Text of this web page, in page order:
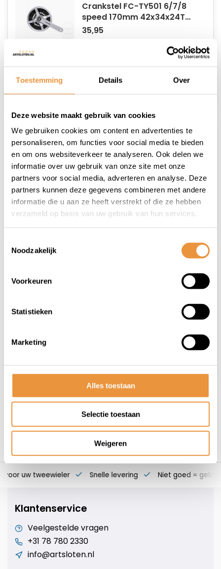
Toestemming Details Over
Deze website maakt gebruik van cookies
We gebruiken cookies om content en advertenties te
personaliseren, om functies voor social media te bieden
en om ons websiteverkeer te analyseren. Ook delen we
informatie over uw gebruik van onze site met onze
partners voor social media, adverteren en analyse. Deze
partners kunnen deze gegevens combineren met andere
informatie die u aan ze heeft verstrekt of die ze hebben
verzameld op basis van uw gebruik van hun services.
Noodzakelijk
Voorkeuren
Statistieken
Marketing
Alles toestaan
Selectie toestaan
Weigeren
Crankstel FC-TY501 6/7/8
speed 170mm 42x34x24T
met kettingscherm - zilver
35,95
Fietsketting 6-7-8 speed
8,95
Niet op voorraad
Verbindingsschakel (5-6-7
1
voor uw tweewieler Snelle levering Niet goed = geld
Klantenservice
Veelgestelde vragen
+31 78 780 2330
info@artsloten.nl